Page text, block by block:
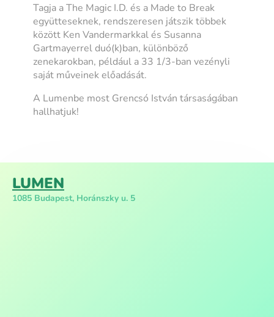
Tagja a The Magic I.D. és a Made to Break
együtteseknek, rendszeresen játszik többek
között Ken Vandermarkkal és Susanna
Gartmayerrel duó(k)ban, különböző
zenekarokban, például a 33 1/3-ban vezényli
saját műveinek előadását.
A Lumenbe most Grencsó István társaságában
hallhatjuk!
LUMEN
1085 Budapest, Horánszky u. 5